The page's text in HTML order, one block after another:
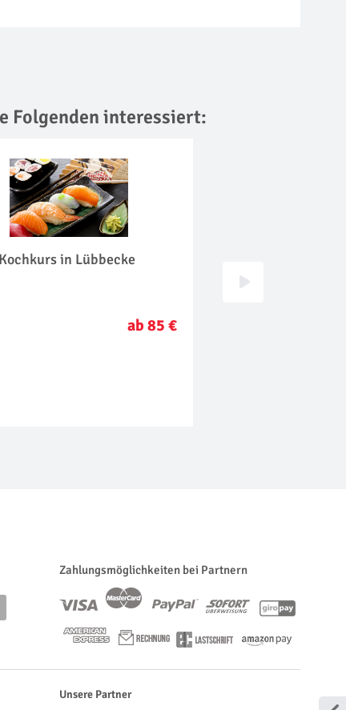
Folgenden interessiert:
in Lübbecke
ab 85 €
Zahlungsmöglichkeiten bei Partnern
Unsere Partner